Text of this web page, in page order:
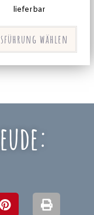
lieferbar
wählen